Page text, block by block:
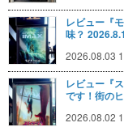
レビュー『
味？
2026.08.03
レビュー『
です！街の
2026.08.02